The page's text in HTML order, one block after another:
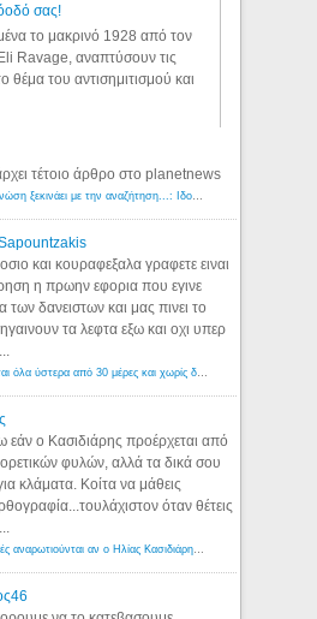
σας!
το μακρινό 1928 από τον
Ravage, αναπτύσουν τις
θέμα του αντισημιτισμού και
τέτοιο άρθρο στο planetnews
και κουραφεξαλα γραφετε ειναι
η πρωην εφορια που εγινε
δανειστων και μας πινει το
τα λεφτα εξω και οχι υπερ
εάν ο Κασιδιάρης προέρχεται από
φυλών, αλλά τα δικά σου
κλάματα. Κοίτα να μάθεις
όταν θέτεις